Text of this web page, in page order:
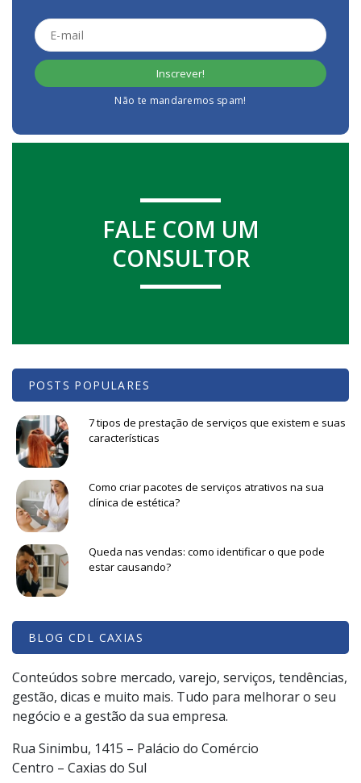
Não te mandaremos spam!
FALE COM UM
CONSULTOR
POSTS POPULARES
7 tipos de prestação de serviços que existem e suas
características
Como criar pacotes de serviços atrativos na sua
clínica de estética?
Queda nas vendas: como identificar o que pode
estar causando?
BLOG CDL CAXIAS
Conteúdos sobre mercado, varejo, serviços, tendências,
gestão, dicas e muito mais. Tudo para melhorar o seu
negócio e a gestão da sua empresa.
Rua Sinimbu, 1415 – Palácio do Comércio
Centro – Caxias do Sul